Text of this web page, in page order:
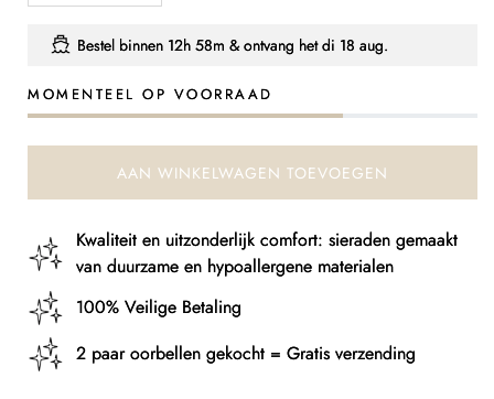
verlagen
voor
Oorbellen
Maan
verhogen
voor
Oorbellen
Maan
Bestel binnen 12h 58m & ontvang hetdi 18 aug.
MOMENTEEL OP VOORRAAD
AAN WINKELWAGEN TOEVOEGEN
Kwaliteit en uitzonderlijk comfort: sieraden gemaakt
van duurzame en hypoallergene materialen
100% Veilige Betaling
2 paar oorbellen gekocht = Gratis verzending